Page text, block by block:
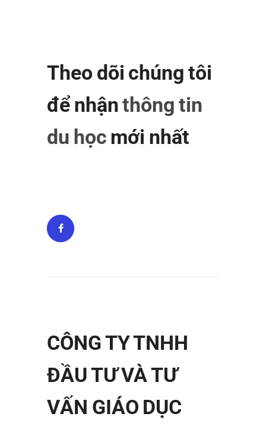
Theo dõi chúng tôi
để nhậnthông tin
du học mới nhất
CÔNG TY TNHH
ĐẦU TƯ VÀ TƯ
VẤN GIÁO DỤC